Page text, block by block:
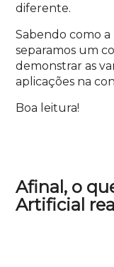
diferente.
Sabendo como
separamos um
demonstrar as
aplicações na
Boa leitura!
Afinal, o
Artificial